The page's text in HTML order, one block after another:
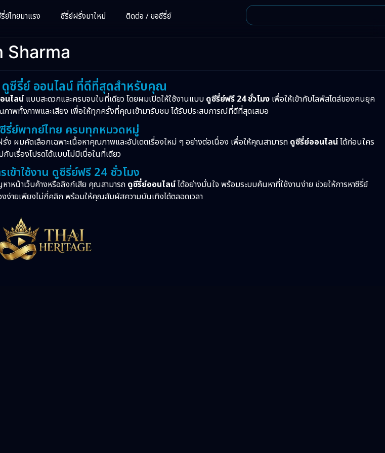
ย์ไทยมาแรง ซีรี่ย์ฝรั่งมาใหม่ ติดต่อ / ขอซีรี่ย์
Sharma
ซีรี่ย์ ออนไลน์ ที่ดีที่สุดสำหรับคุณ
นไลน์แบบสะดวกและครบจบในที่เดียว โดยผมเปิดให้ใช้งานแบบ ดูซีรี่ย์ฟรี 24 ชั่วโมงเพื่อให้เข้ากับไลฟ์สไตล์ของคนยุค
ภาพทั้งภาพและเสียง เพื่อให้ทุกครั้งที่คุณเข้ามารับชม ได้รับประสบการณ์ที่ดีที่สุดเสมอ
รี่ย์พากย์ไทย ครบทุกหมวดหมู่
รั่ง ผมคัดเลือกเฉพาะเนื้อหาคุณภาพและอัปเดตเรื่องใหม่ ๆ อย่างต่อเนื่อง เพื่อให้คุณสามารถ ดูซีรี่ย์ออนไลน์ได้ก่อนใคร
กับเรื่องโปรดได้แบบไม่มีเบื่อในที่เดียว
เข้าใช้งาน ดูซีรี่ย์ฟรี 24 ชั่วโมง
าหน้าเว็บค้างหรือลิงก์เสีย คุณสามารถ ดูซีรี่ย์ออนไลน์ได้อย่างมั่นใจ พร้อมระบบค้นหาที่ใช้งานง่าย ช่วยให้การหาซีรี่ย์
งง่ายเพียงไม่กี่คลิก พร้อมให้คุณสัมผัสความบันเทิงได้ตลอดเวลา